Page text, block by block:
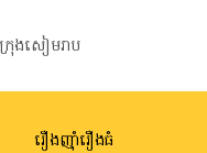
រុងសៀមរាប
រឿងញ៉ាំរឿងធំ